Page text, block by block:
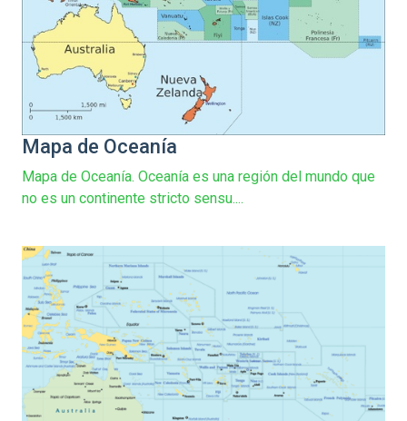
Mapa de Oceanía
Mapa de Oceanía. Oceanía es una región del mundo que
no es un continente stricto sensu....